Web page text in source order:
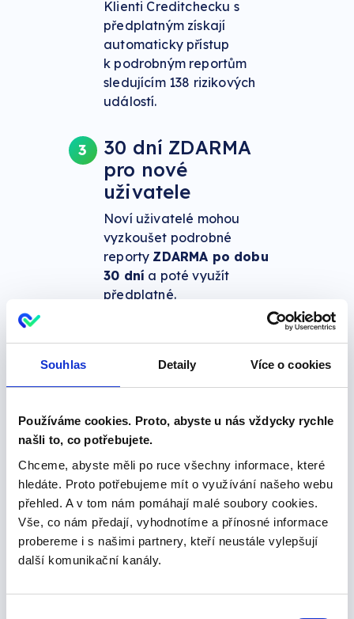
Souhlas Detaily Více o cookies
Používáme cookies. Proto, abyste u nás vždycky rychle
našli to, co potřebujete.
Chceme, abyste měli po ruce všechny informace, které
hledáte. Proto potřebujeme mít o využívání našeho webu
přehled. A v tom nám pomáhají malé soubory cookies.
Vše, co nám předají, vyhodnotíme a přínosné informace
probereme i s našimi partnery, kteří neustále vylepšují
další komunikační kanály.
Klienti Creditchecku s
předplatným získají
automaticky přístup
k podrobným reportům
sledujícím 138 rizikových
událostí.
3
30 dní ZDARMA
pro nové
uživatele
Noví uživatelé mohou
vyzkoušet podrobné
reporty ZDARMA po dobu
30 dní a poté využít
předplatné.
4
Významnou
úsporu času
Už žádné zdlouhavé
rejstřících. Na jediné kliknutí
ze semaforu máte po ruce
všechny potřebné
informace o prověřované
firmě.
Stačí vyplnit následující
společně s postupem nastavení,